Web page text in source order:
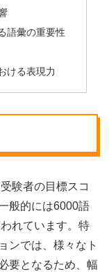
語彙の重要性
ける表現力
験者の目標スコ
般的には6000語
れています。特
ンでは、様々なト
要となるため、幅